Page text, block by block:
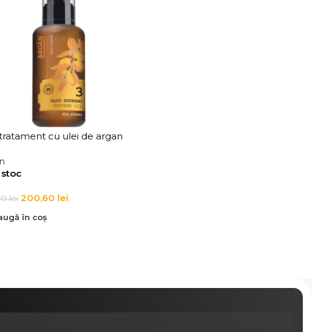
cu ulei de argan
lei 200,60 lei
în coș